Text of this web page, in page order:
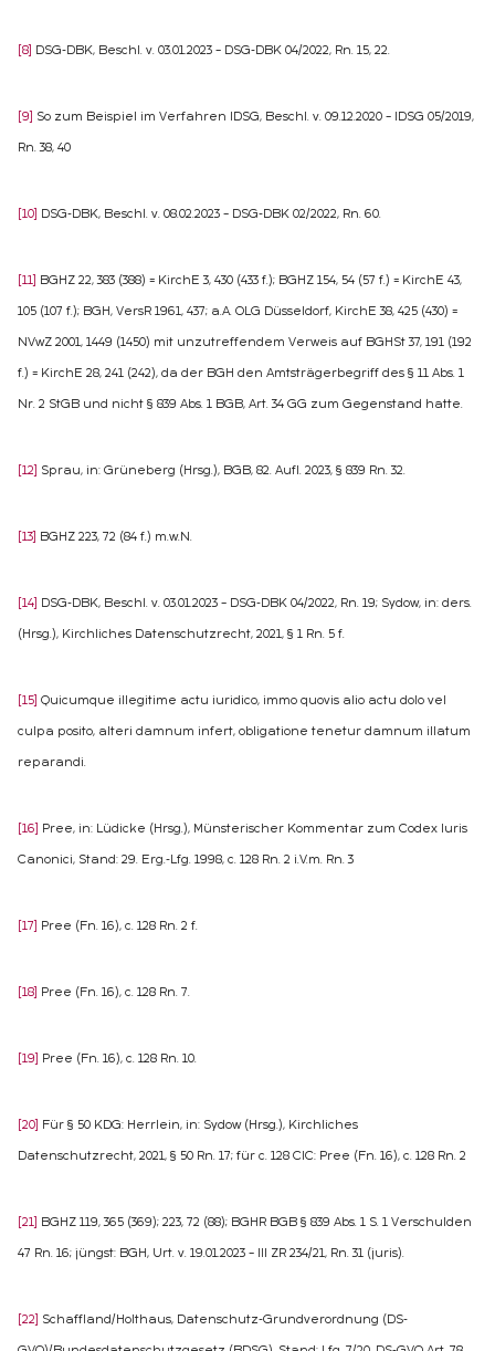
[8] DSG-DBK, Beschl. v. 03.01.2023 – DSG-DBK 04/2022, Rn. 15, 22.
[9] So zum Beispiel im Verfahren IDSG, Beschl. v. 09.12.2020 – IDSG 05/2019,
Rn. 38, 40
[10] DSG-DBK, Beschl. v. 08.02.2023 – DSG-DBK 02/2022, Rn. 60.
[11] BGHZ 22, 383 (388) = KirchE 3, 430 (433 f.); BGHZ 154, 54 (57 f.) = KirchE 43,
105 (107 f.); BGH, VersR 1961, 437; a.A. OLG Düsseldorf, KirchE 38, 425 (430) =
NVwZ 2001, 1449 (1450) mit unzutreffendem Verweis auf BGHSt 37, 191 (192
f.) = KirchE 28, 241 (242), da der BGH den Amtsträgerbegriff des § 11 Abs. 1
Nr. 2 StGB und nicht § 839 Abs. 1 BGB, Art. 34 GG zum Gegenstand hatte.
[12] Sprau, in: Grüneberg (Hrsg.), BGB, 82. Aufl. 2023, § 839 Rn. 32.
[13] BGHZ 223, 72 (84 f.) m.w.N.
[14] DSG-DBK, Beschl. v. 03.01.2023 – DSG-DBK 04/2022, Rn. 19; Sydow, in: ders.
(Hrsg.), Kirchliches Datenschutzrecht, 2021, § 1 Rn. 5 f.
[15] Quicumque illegitime actu iuridico, immo quovis alio actu dolo vel
culpa posito, alteri damnum infert, obligatione tenetur damnum illatum
reparandi.
[16] Pree, in: Lüdicke (Hrsg.), Münsterischer Kommentar zum Codex Iuris
Canonici, Stand: 29. Erg.-Lfg. 1998, c. 128 Rn. 2 i.V.m. Rn. 3
[17] Pree (Fn. 16), c. 128 Rn. 2 f.
[18] Pree (Fn. 16), c. 128 Rn. 7.
[19] Pree (Fn. 16), c. 128 Rn. 10.
[20] Für § 50 KDG: Herrlein, in: Sydow (Hrsg.), Kirchliches
Datenschutzrecht, 2021, § 50 Rn. 17; für c. 128 CIC: Pree (Fn. 16), c. 128 Rn. 2
[21] BGHZ 119, 365 (369); 223, 72 (88); BGHR BGB § 839 Abs. 1 S. 1 Verschulden
47 Rn. 16; jüngst: BGH, Urt. v. 19.01.2023 – III ZR 234/21, Rn. 31 (juris).
[22] Schaffland/Holthaus, Datenschutz-Grundverordnung (DS-